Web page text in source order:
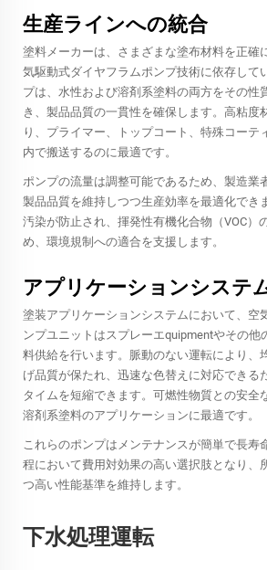
生産ラインへの統合
塗料メーカーは、さまざまな塗布材料を正確
気駆動式ダイヤフラムポンプ技術に依存して
プは、水性および溶剤系塗料の両方をその性
き、製品品質の一貫性を確保します。高粘度
り、プライマー、トップコート、特殊コーテ
内で搬送するのに最適です。
ポンプの流量は調整可能であるため、製造業
製品品質を維持しつつ生産効率を最適化でき
汚染が防止され、揮発性有機化合物（VOC）
め、環境規制への適合を支援します。
アプリケーションシステ
塗装アプリケーションシステムにおいて、空
ンプユニットはスプレーエquipmentやその他
料供給を行います。脈動のない運転により、
げ品質が保たれ、迅速な色替えに対応できる
タイムを短縮できます。可燃性物質との安全
溶剤系塗料のアプリケーションに最適です。
これらのポンプはメンテナンスが簡単で長寿
程において費用対効果の高い選択肢となり、
つ高い性能基準を維持します。
下水処理運転